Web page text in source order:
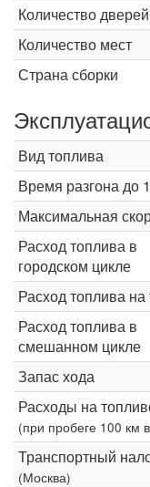
Количество дверей
Количество мест
Страна сборки
Вид топлива
Время разгона до
Максимальная
Расход топлива в
городском цикле
Расход топлива на
Расход топлива в
смешанном цикле
Запас хода
Расходы на
(при пробеге 100 км
Транспортный
(Москва)